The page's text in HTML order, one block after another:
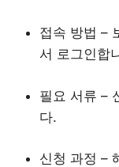
접속 방법 –
서 로그인합
필요 서류 –
다.
신청 과정 –